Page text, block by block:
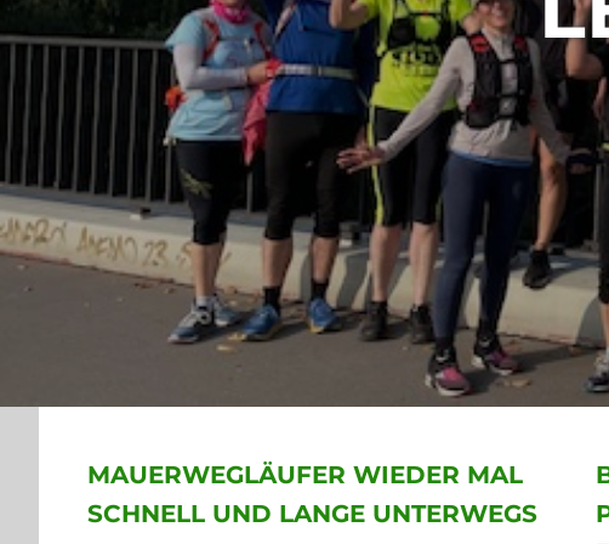
MAUERWEGLÄUFER WIEDER MAL
SCHNELL UND LANGE UNTERWEGS